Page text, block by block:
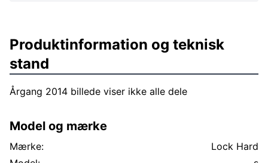
Produktinformation og teknisk
stand
Årgang 2014 billede viser ikke alle dele
Model og mærke
Mærke:
Lock Hard